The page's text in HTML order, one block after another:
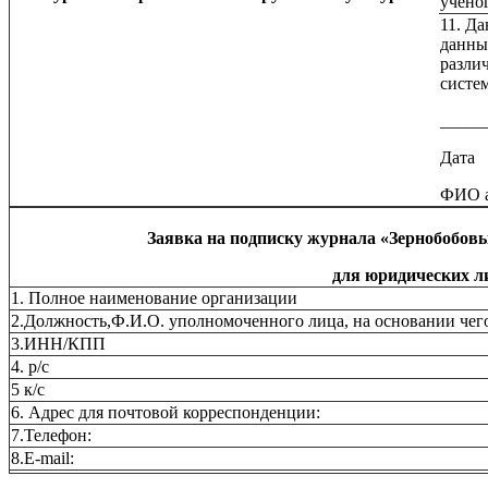
11.
Дата
ФИО
Заявка на подписку журнала
для юридических
1. Полное наименование организации
2.Должность,Ф.И.О. уполномоченного лица, на основании
3.ИНН/КПП
4. р/с
5 к/с
6. Адрес для почтовой корреспонденции:
7.Телефон:
8.Е-mail: